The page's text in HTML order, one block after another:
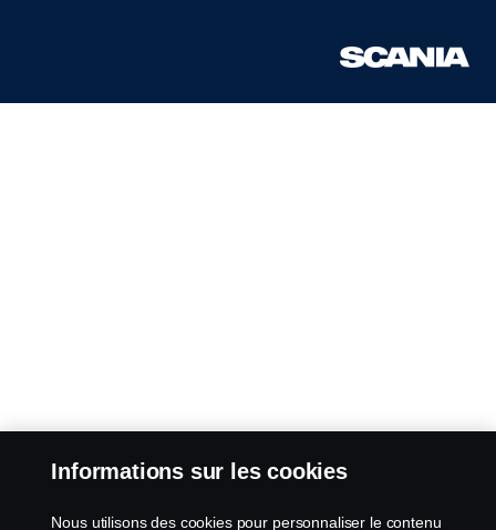
Informations sur les cookies
Nous utilisons des cookies pour personnaliser le contenu